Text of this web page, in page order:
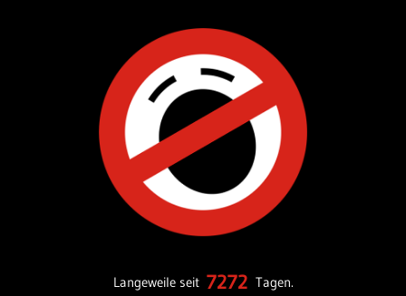
Langeweile seit 7272 Tagen.